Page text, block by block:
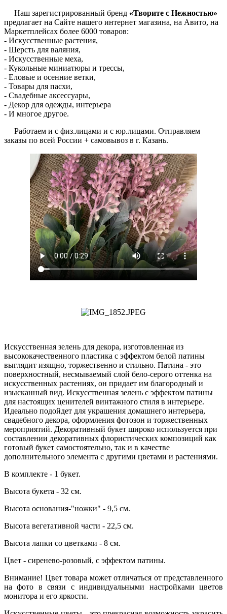
Наш зарегистрированный бренд «Творите с Нежностью»
предлагает на Сайте нашего интернет магазина, на Авито, на
Маркетплейсах более 6000 товаров:
- Искусственные растения,
- Шерсть для валяния,
- Искусственные меха,
- Кукольные миниатюры и трессы,
- Еловые и осенние ветки,
- Товары для пасхи,
- Свадебные аксессуары,
- Декор для одежды, интерьера
- И многое другое.
Работаем и с физ.лицами и с юр.лицами. Отправляем
заказы по всей России + самовывоз в г. Казань.
Искусственная зелень для декора, изготовленная из
высококачественного пластика с эффектом белой патины
выглядит изящно, торжественно и стильно. Патина - это
поверхностный, несмываемый слой бело-серого оттенка на
искусственных растениях, он придает им благородный и
изысканный вид. Искусственная зелень с эффектом патины
для настоящих ценителей винтажного стиля в интерьере.
Идеально подойдет для украшения домашнего интерьера,
свадебного декора, оформления фотозон и торжественных
мероприятий. Декоративный букет широко используется при
составлении декоративных флористических композиций как
готовый букет самостоятельно, так и в качестве
дополнительного элемента с другими цветами и растениями.
В комплекте - 1 букет.
Высота букета - 32 см.
Высота основания-"ножки" - 9,5 см.
Высота вегетативной части - 22,5 см.
Высота лапки со цветками - 8 см.
Цвет - сиренево-розовый, с эффектом патины.
Внимание! Цвет товара может отличаться от представленного
на фото в связи с индивидуальными настройками цветов
монитора и его яркости.